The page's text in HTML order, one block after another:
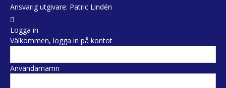
Ansvarig utgivare: Patric Lindén
Logga in
Välkommen, logga in på kontot
Användarnamn